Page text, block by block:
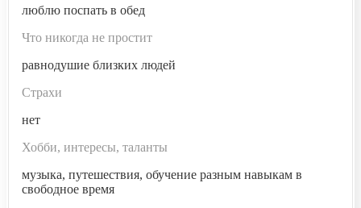
люблю поспать в обед
Что никогда не простит
равнодушие близких людей
Страхи
нет
Хобби, интересы, таланты
музыка, путешествия, обучение разным навыкам в
свободное время